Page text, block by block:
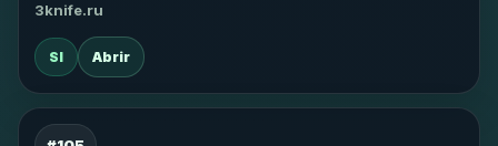
3knife.ru
SI Abrir